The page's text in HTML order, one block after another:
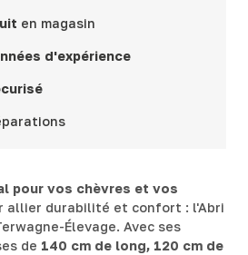
en magasin
d'expérience
pour vos chèvres et vos
allier durabilité et confort : l'Abri
Élevage. Avec ses
de 140 cm de long, 120 cm de